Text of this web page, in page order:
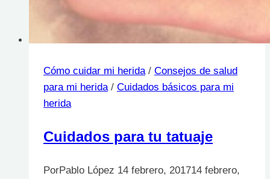
Cómo cuidar mi herida / Consejos de salud
para mi herida / Cuidados básicos para mi
herida
Cuidados para tu tatuaje
PorPablo López 14 febrero, 201714 febrero,